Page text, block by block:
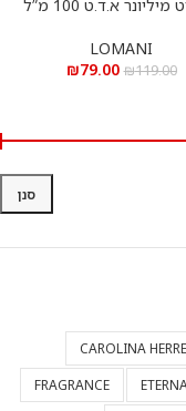
א.ד.ט 100 מ”ל
LOMANI
₪119.00
₪79.00
סנן
CAROLINA
FRAGRANCE